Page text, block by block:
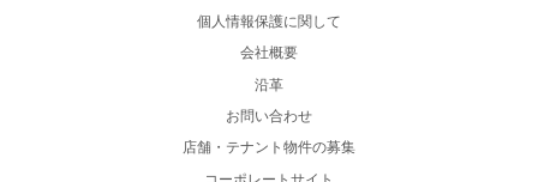
個人情報保護に関して
会社概要
沿革
お問い合わせ
店舗・テナント物件の募集